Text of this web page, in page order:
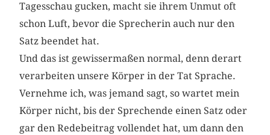
Tagesschau gucken, macht sie ihrem Unmut oft
schon Luft, bevor die Sprecherin auch nur den
Satz beendet hat.
Und das ist gewissermaßen normal, denn derart
verarbeiten unsere Körper in der Tat Sprache.
Vernehme ich, was jemand sagt, so wartet mein
Körper nicht, bis der Sprechende einen Satz oder
gar den Redebeitrag vollendet hat, um dann den